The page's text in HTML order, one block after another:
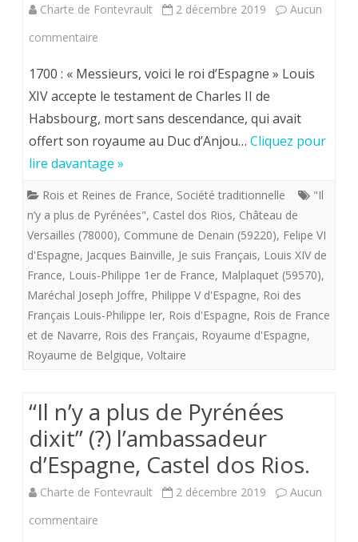
Charte de Fontevrault 2 décembre 2019
Aucun
commentaire
n'y
a
plus
dixit"
(?)
l’ambassadeur
d’Espagne,
Castel
Rios.
1700 : « Messieurs, voici le roi d’Espagne » Louis
XIV accepte le testament de Charles II de
Habsbourg, mort sans descendance, qui avait
offert son royaume au Duc d’Anjou… Cliquez pour
lire davantage »
Rois et Reines de France, Société traditionnelle
"Il
n’y a plus de Pyrénées", Castel dos Rios, Château de
Versailles (78000), Commune de Denain (59220), Felipe VI
d'Espagne, Jacques Bainville, Je suis Français, Louis XIV de
France, Louis-Philippe 1er de France, Malplaquet (59570),
Maréchal Joseph Joffre, Philippe V d'Espagne, Roi des
Français Louis-Philippe Ier, Rois d'Espagne, Rois de France
et de Navarre, Rois des Français, Royaume d'Espagne,
Royaume de Belgique, Voltaire
“Il n’y a plus de Pyrénées
dixit” (?) l’ambassadeur
d’Espagne, Castel dos Rios.
Charte de Fontevrault 2 décembre 2019
Aucun
commentaire